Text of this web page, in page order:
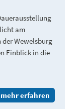
am
Wewelsburg
Einblick in die
mehr erfahren